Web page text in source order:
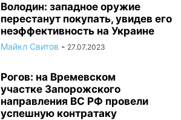
Володин: западное оружие
перестанут покупать, увидев его
неэффективность на Украине
Майкл Свитов - 27.07.2023
Рогов: на Времевском
участке Запорожского
направления ВС РФ провели
успешную контратаку